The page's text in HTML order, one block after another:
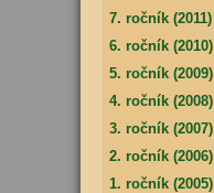
7. ročník (2011)
6. ročník (2010)
5. ročník (2009)
4. ročník (2008)
3. ročník (2007)
2. ročník (2006)
1. ročník (2005)